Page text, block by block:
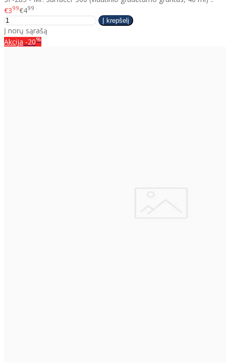
€399€499
Į norų sąrašą
Akcija -20%